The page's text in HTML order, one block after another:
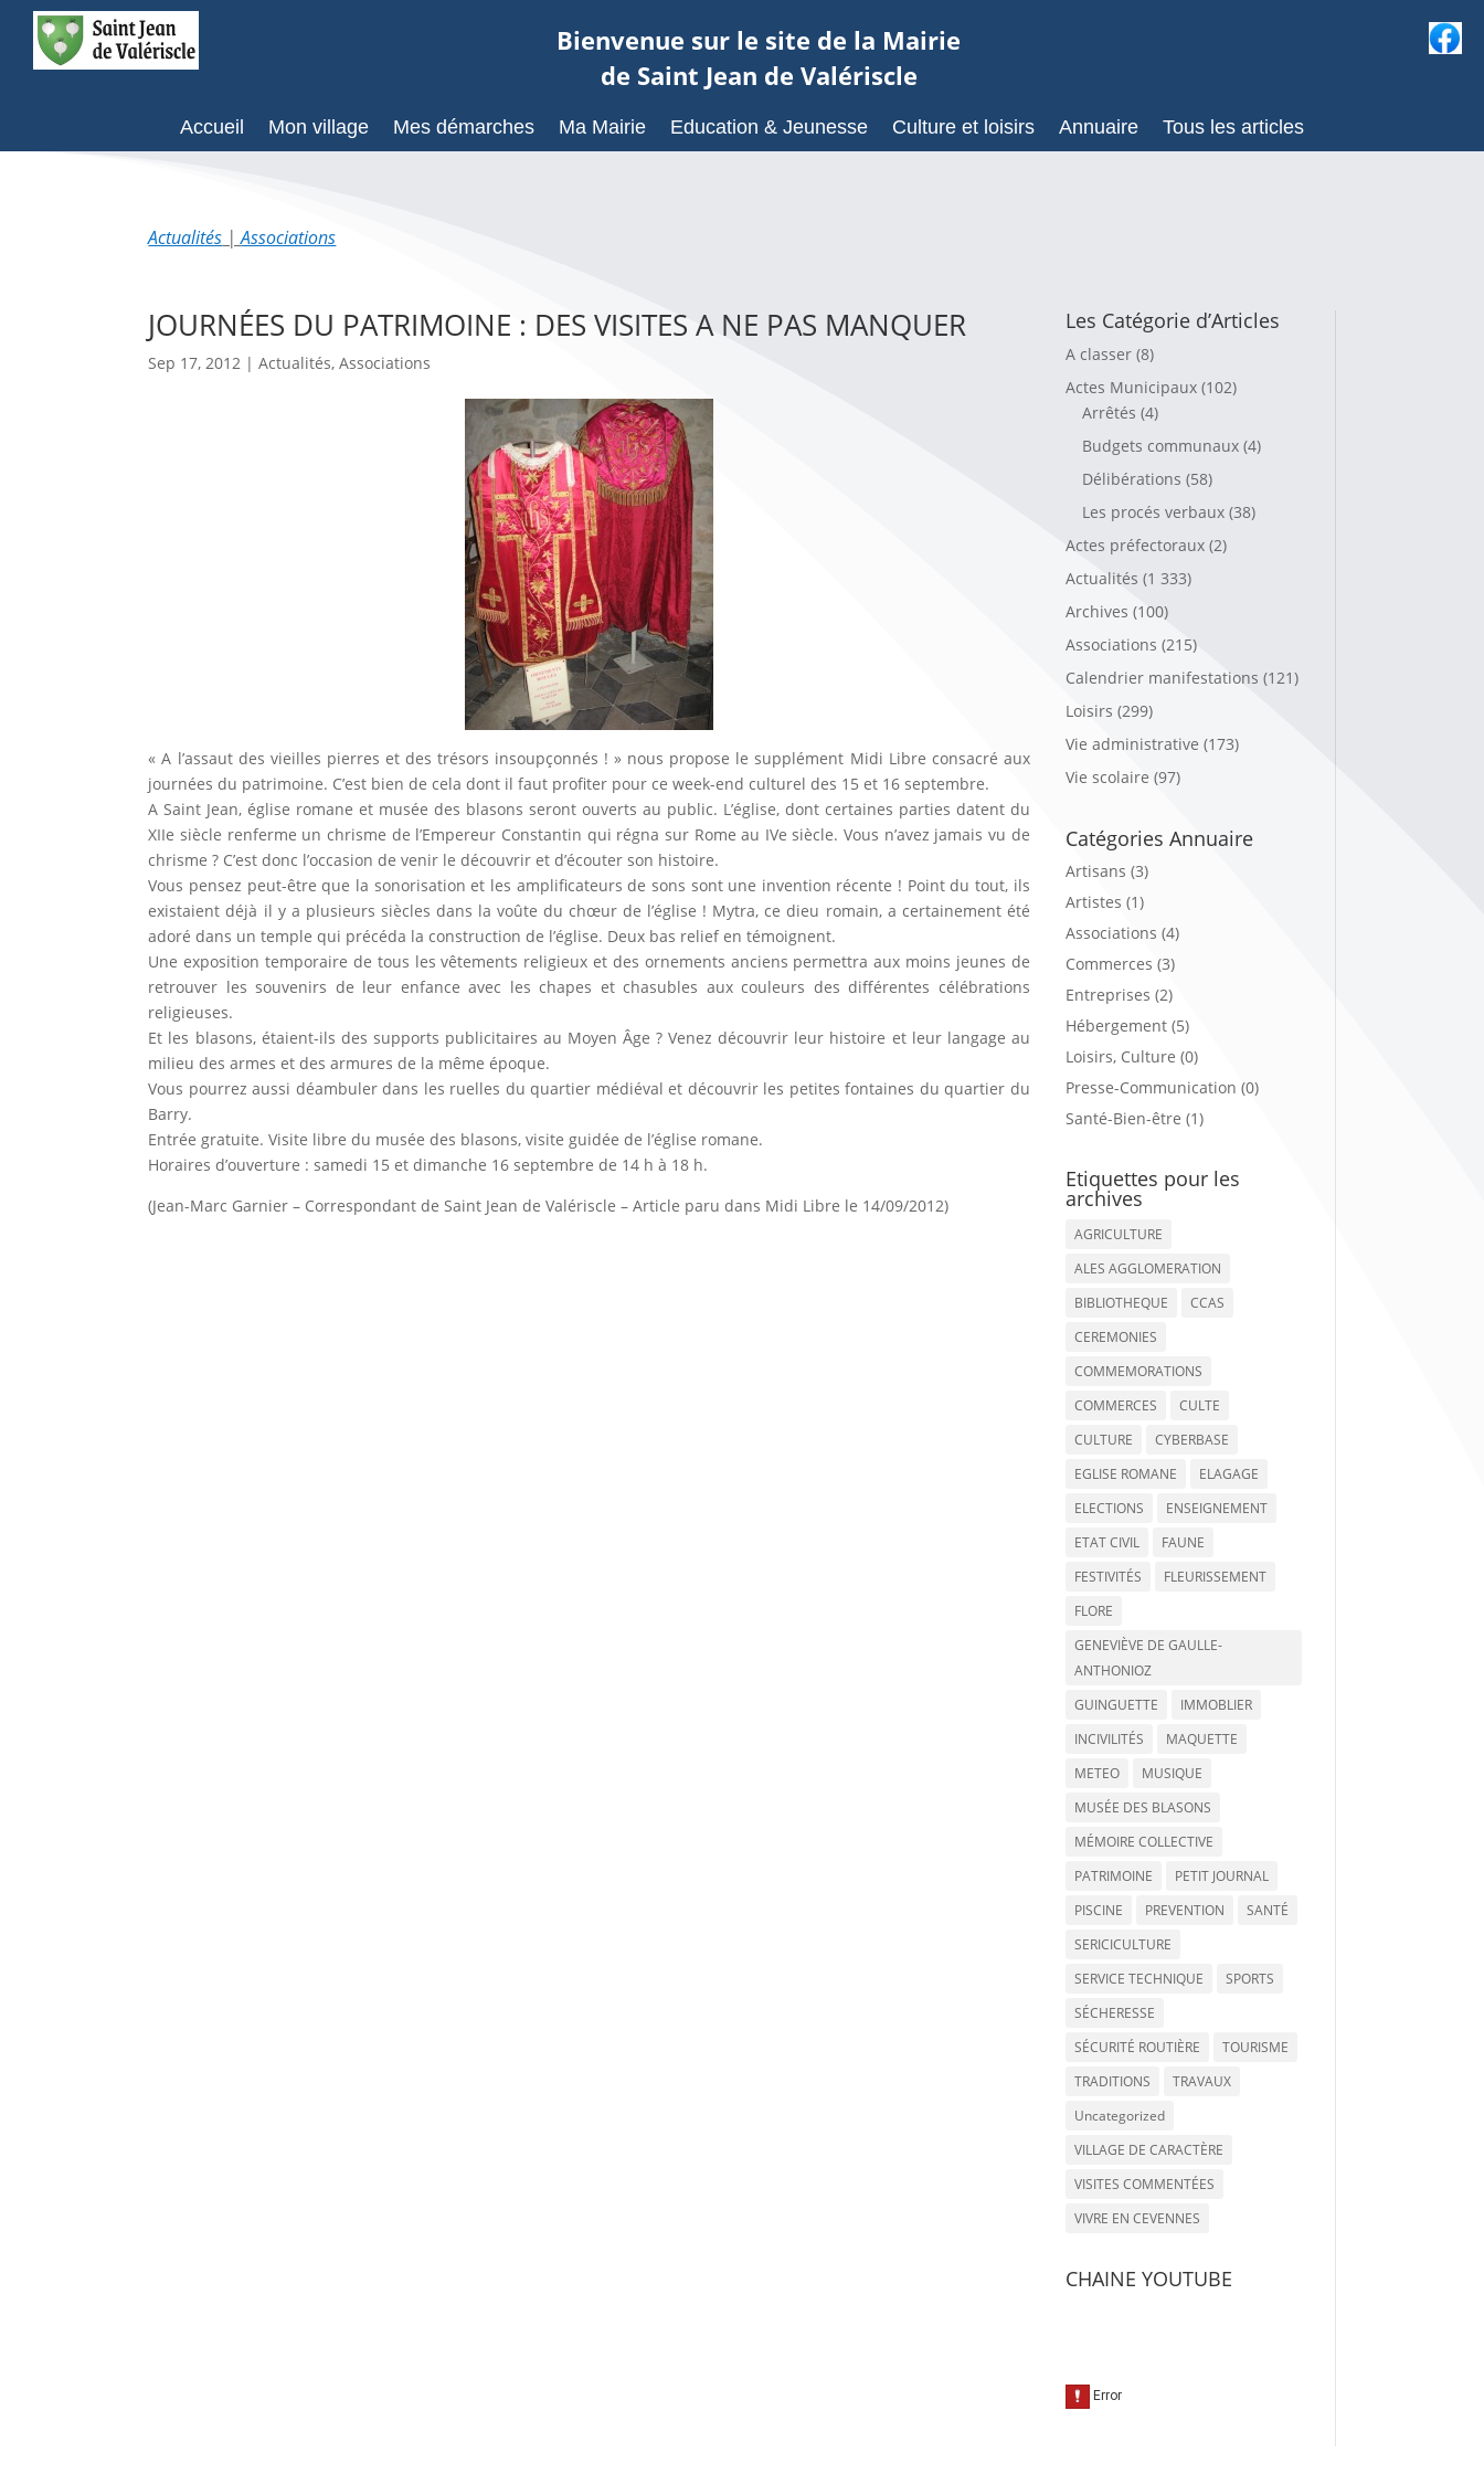
Bienvenue sur le site de la Mairie
de Saint Jean de Valériscle
Accueil Mon village Mes démarches Ma Mairie Education & Jeunesse Culture et loisirs Annuaire Tous les articles
Actualités |Associations
JOURNÉES DU PATRIMOINE : DES VISITES A NE PAS MANQUER
Sep 17, 2012 |Actualités,Associations
« A l’assaut des vieilles pierres et des trésors insoupçonnés ! » nous propose le supplément Midi Libre consacré aux
journées du patrimoine. C’est bien de cela dont il faut profiter pour ce week-end culturel des 15 et 16 septembre.
A Saint Jean, église romane et musée des blasons seront ouverts au public. L’église, dont certaines parties datent du
XIIe siècle renferme un chrisme de l’Empereur Constantin qui régna sur Rome au IVe siècle. Vous n’avez jamais vu de
chrisme ? C’est donc l’occasion de venir le découvrir et d’écouter son histoire.
Vous pensez peut-être que la sonorisation et les amplificateurs de sons sont une invention récente ! Point du tout, ils
existaient déjà il y a plusieurs siècles dans la voûte du chœur de l’église ! Mytra, ce dieu romain, a certainement été
adoré dans un temple qui précéda la construction de l’église. Deux bas relief en témoignent.
Une exposition temporaire de tous les vêtements religieux et des ornements anciens permettra aux moins jeunes de
retrouver les souvenirs de leur enfance avec les chapes et chasubles aux couleurs des différentes célébrations
religieuses.
Et les blasons, étaient-ils des supports publicitaires au Moyen Âge ? Venez découvrir leur histoire et leur langage au
milieu des armes et des armures de la même époque.
Vous pourrez aussi déambuler dans les ruelles du quartier médiéval et découvrir les petites fontaines du quartier du
Barry.
Entrée gratuite. Visite libre du musée des blasons, visite guidée de l’église romane.
Horaires d’ouverture : samedi 15 et dimanche 16 septembre de 14 h à 18 h.
(Jean-Marc Garnier – Correspondant de Saint Jean de Valériscle – Article paru dans Midi Libre le 14/09/2012)
Les Catégorie d’Articles
A classer(8)
Actes Municipaux(102)
Arrêtés (4)
Budgets communaux(4)
Délibérations (58)
Les procés verbaux(38)
Actes préfectoraux(2)
Actualités (1 333)
Archives (100)
Associations (215)
Calendrier manifestations (121)
Loisirs (299)
Vie administrative (173)
Vie scolaire (97)
Catégories Annuaire
Artisans (3)
Artistes (1)
Associations (4)
Commerces (3)
Entreprises (2)
Hébergement (5)
Loisirs, Culture (0)
Presse-Communication (0)
Santé-Bien-être (1)
Etiquettes pour les
archives
AGRICULTURE
ALES AGGLOMERATION
BIBLIOTHEQUE
CCAS
CEREMONIES
COMMEMORATIONS
COMMERCES
CULTE
CULTURE
CYBERBASE
EGLISE ROMANE
ELAGAGE
ELECTIONS
ENSEIGNEMENT
ETAT CIVIL
FAUNE
FESTIVITÉS
FLEURISSEMENT
FLORE
GENEVIÈVE DE GAULLE-
ANTHONIOZ
GUINGUETTE
IMMOBLIER
INCIVILITÉS
MAQUETTE
METEO
MUSIQUE
MUSÉE DES BLASONS
MÉMOIRE COLLECTIVE
PATRIMOINE
PETIT JOURNAL
PISCINE
PREVENTION
SANTÉ
SERICICULTURE
SERVICE TECHNIQUE
SPORTS
SÉCHERESSE
SÉCURITÉ ROUTIÈRE
TOURISME
TRADITIONS
TRAVAUX
Uncategorized
VILLAGE DE CARACTÈRE
VISITES COMMENTÉES
VIVRE EN CEVENNES
CHAINE YOUTUBE